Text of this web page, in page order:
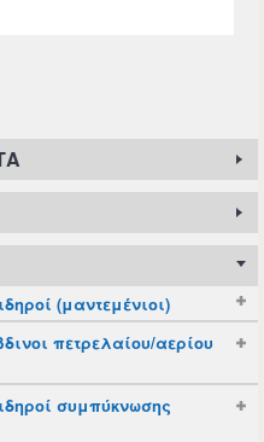
(μαντεμένιοι)
πετρελαίου/αερίου
συμπύκνωσης